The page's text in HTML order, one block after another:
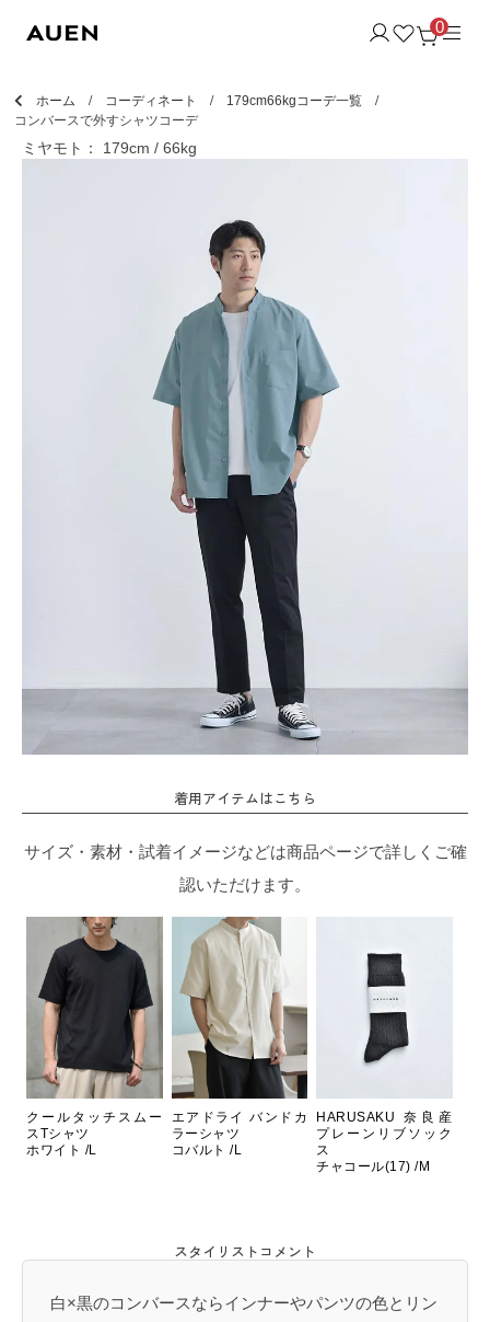
0
ホーム コーディネート
179cm66kgコーデ一覧
コンバースで外すシャツコーデ
ミヤモト： 179cm / 66kg
着用アイテムはこちら
サイズ・素材・試着イメージなどは商品ページで詳しくご確
認いただけます。
クールタッチスムー
スTシャツ
ホワイト /L
エアドライ バンドカ
ラーシャツ
コバルト /L
HARUSAKU 奈良産
プレーンリブソック
ス
チャコール(17) /M
スタイリストコメント
白×黒のコンバースならインナーやパンツの色とリン